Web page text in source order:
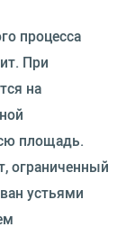
процесса
При
на
площадь.
ограниченный
устьями